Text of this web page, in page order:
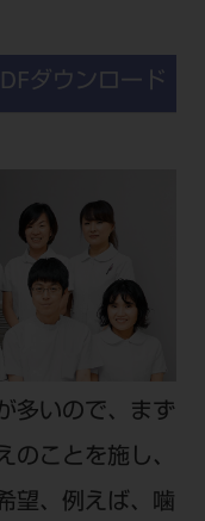
ダウンロード
多いので、まず
のことを施し、
望、例えば、噛
問い合わせ